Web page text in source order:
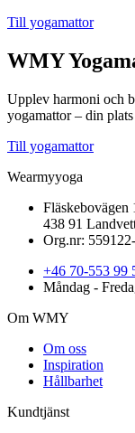
Till yogamattor
WMY
Upplev harmoni och
yogamattor – din
Till yogamattor
Wearmyyoga
Fläskebovägen
438 91
Org.nr:
+46 70-553 99
Måndag -
Om WMY
Om oss
Inspiration
Hållbarhet
Kundtjänst